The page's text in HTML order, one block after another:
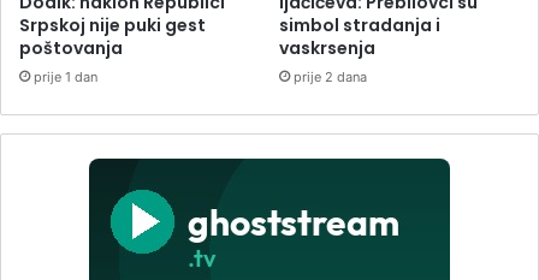
Srpskoj nije puki gest
poštovanja
prije 1 dan
simbol stradanja i
vaskrsenja
prije 2 dana